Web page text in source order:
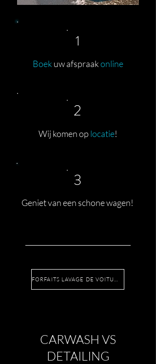
FORFAITS LAVAGE DE VOITURE
3
Boek uw afspraakonline
1
2
Wij komen op locatie!
Geniet van een schone wagen!
CARWASH VS
DETAILING